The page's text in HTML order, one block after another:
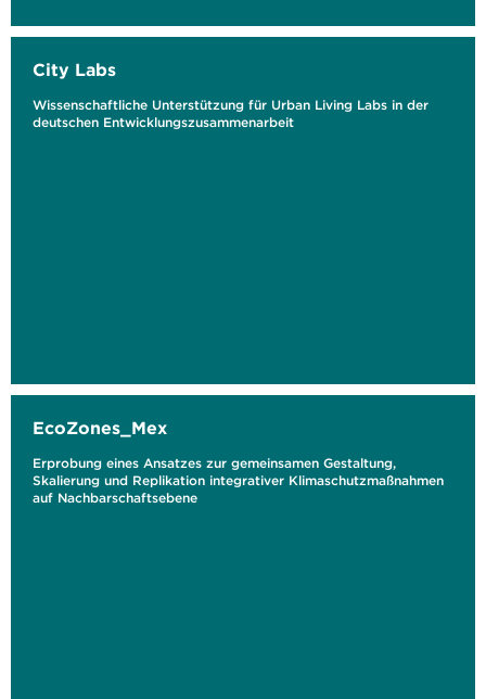
City Labs
Wissenschaftliche Unterstützung für Urban Living Labs in der
deutschen Entwicklungszusammenarbeit
EcoZones_Mex
Erprobung eines Ansatzes zur gemeinsamen Gestaltung,
Skalierung und Replikation integrativer Klimaschutzmaßnahmen
auf Nachbarschaftsebene